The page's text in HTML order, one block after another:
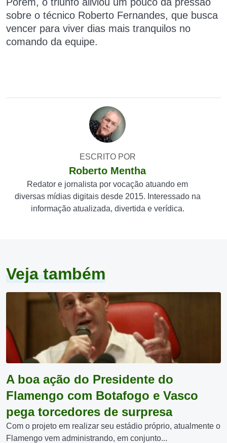
sobre o técnico Roberto Fernandes, que busca
vencer para viver dias mais tranquilos no
comando da equipe.
ESCRITO POR
Roberto Mentha
Redator e jornalista por vocação atuando em
diversas mídias digitais desde 2015. Interessado na
informação atualizada, divertida e verídica.
Veja também
A boa ação do Presidente do
Flamengo com Botafogo e Vasco
pega torcedores de surpresa
Com o projeto em realizar seu estádio próprio, atualmente o
Flamengo vem administrando, em conjunto...